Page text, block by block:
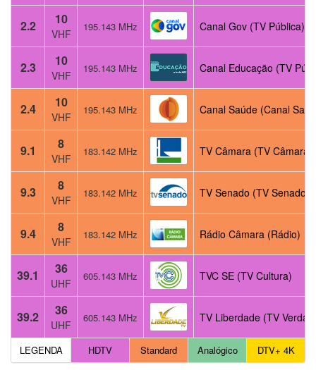
2.2 10
VHF
195.143 MHz Canal Gov (TV Pública)
2.3 10
VHF
195.143 MHz Canal Educação (TV
2.4 10
VHF
195.143 MHz Canal Saúde (Canal
9.1 8
VHF
183.142 MHz TV Câmara (TV Câmara)
9.3 8
VHF
183.142 MHz TV Senado (TV Senado)
9.4 8
VHF
183.142 MHz Rádio Câmara (Rádio)
39.1 36
UHF
605.143 MHz TVC SE (TV Cultura)
39.2 36
UHF
605.143 MHz TV Liberdade (TV
LEGENDA HDTV Standard Analógico DTV+ 4K